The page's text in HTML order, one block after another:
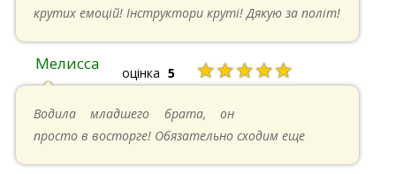
крутих емоцій! Інструктори круті! Дякую за політ!
Мелисса оцінка 5 ★★★★★
Водила младшего брата, он
просто в восторге! Обязательно сходим еще